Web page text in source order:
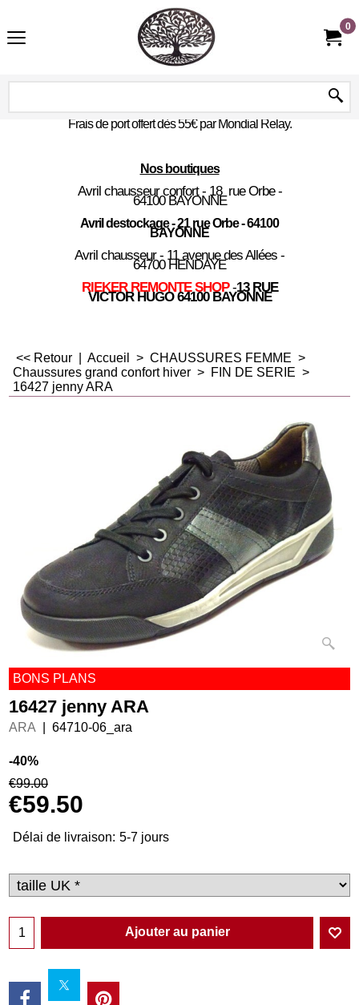
0
Frais de port offert dès 55€ par Mondial Relay.
Nos boutiques
Avril chausseur confort - 18 rue Orbe -
64100 BAYONNE
Avril destockage - 21 rue Orbe - 64100
BAYONNE
Avril chausseur - 11 avenue des Allées -
64700 HENDAYE
RIEKER REMONTE SHOP -13 RUE
VICTOR HUGO 64100 BAYONNE
<< Retour Accueil > CHAUSSURES FEMME >
Chaussures grand confort hiver > FIN DE SERIE >
16427 jenny ARA
BONS PLANS
16427 jenny ARA
ARA 64710-06_ara
-40%
€99.00
€59.50
Délai de livraison: 5-7 jours
Ajouter au panier